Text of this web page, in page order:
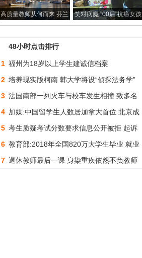
高质量教师从何而来 芬兰
要求教师
笑对病魔 "00后"抗癌女孩
病中录下2
48小时点击排行
1 福州为18岁以上学生建诚信档案
2 培养现实版柯南 韩大学将设“侦探法务学”
3 法国南部一列火车与校车发生相撞 致多名
学
4 加媒:中国留学生人数居加拿大首位 北京成
最
5 考生质疑考试分数要求信息公开被拒 起诉
考
6 教育部:2018年全国820万大学生毕业 就业
形
7 退休教师最后一课 身染重疾依然不负教师